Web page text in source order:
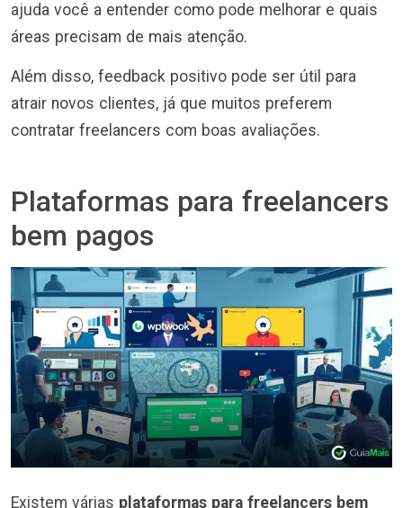
ajuda você a entender como pode melhorar e quais
áreas precisam de mais atenção.
Além disso, feedback positivo pode ser útil para
atrair novos clientes, já que muitos preferem
contratar freelancers com boas avaliações.
Plataformas para freelancers
bem pagos
Existem várias plataformas para freelancers bem